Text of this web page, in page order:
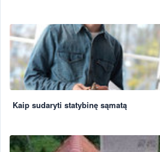
Kaip sudaryti statybinę sąmatą